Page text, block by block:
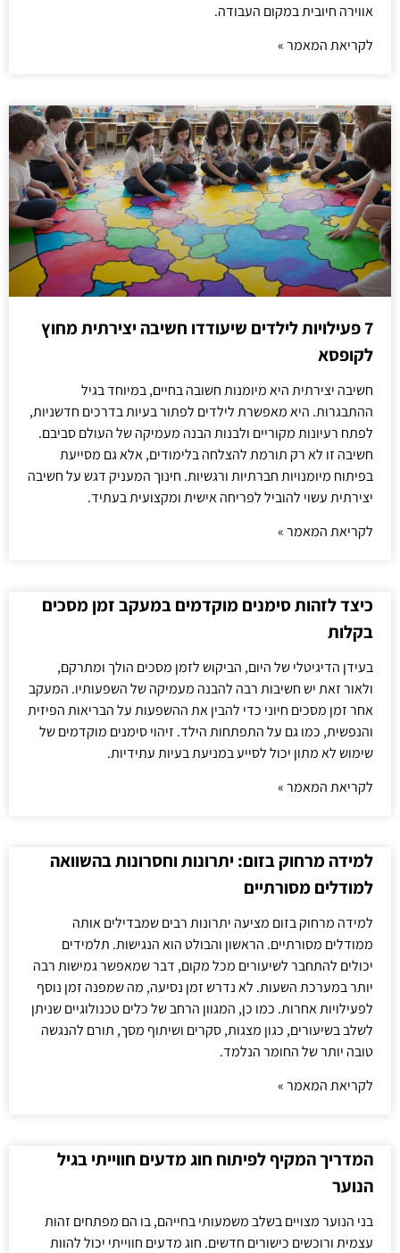
אווירה חיובית במקום העבודה.
לקריאת המאמר »
7 פעילויות לילדים שיעודדו חשיבה יצירתית מחוץ
לקופסא
חשיבה יצירתית היא מיומנות חשובה בחיים, במיוחד בגיל
ההתבגרות. היא מאפשרת לילדים לפתור בעיות בדרכים חדשניות,
לפתח רעיונות מקוריים ולבנות הבנה מעמיקה של העולם סביבם.
חשיבה זו לא רק תורמת להצלחה בלימודים, אלא גם מסייעת
בפיתוח מיומנויות חברתיות ורגשיות. חינוך המעניק דגש על חשיבה
יצירתית עשוי להוביל לפריחה אישית ומקצועית בעתיד.
לקריאת המאמר »
כיצד לזהות סימנים מוקדמים במעקב זמן מסכים
בקלות
בעידן הדיגיטלי של היום, הביקוש לזמן מסכים הולך ומתרקם,
ולאור זאת יש חשיבות רבה להבנה מעמיקה של השפעותיו. המעקב
אחר זמן מסכים חיוני כדי להבין את ההשפעות על הבריאות הפיזית
והנפשית, כמו גם על התפתחות הילד. זיהוי סימנים מוקדמים של
שימוש לא מתון יכול לסייע במניעת בעיות עתידיות.
לקריאת המאמר »
למידה מרחוק בזום: יתרונות וחסרונות בהשוואה
למודלים מסורתיים
למידה מרחוק בזום מציעה יתרונות רבים שמבדילים אותה
ממודלים מסורתיים. הראשון והבולט הוא הנגישות. תלמידים
יכולים להתחבר לשיעורים מכל מקום, דבר שמאפשר גמישות רבה
יותר במערכת השעות. לא נדרש זמן נסיעה, מה שמפנה זמן נוסף
לפעילויות אחרות. כמו כן, המגוון הרחב של כלים טכנולוגיים שניתן
לשלב בשיעורים, כגון מצגות, סקרים ושיתוף מסך, תורם להנגשה
טובה יותר של החומר הנלמד.
לקריאת המאמר »
המדריך המקיף לפיתוח חוג מדעים חווייתי בגיל
הנוער
בני הנוער מצויים בשלב משמעותי בחייהם, בו הם מפתחים זהות
עצמית ורוכשים כישורים חדשים. חוג מדעים חווייתי יכול להוות